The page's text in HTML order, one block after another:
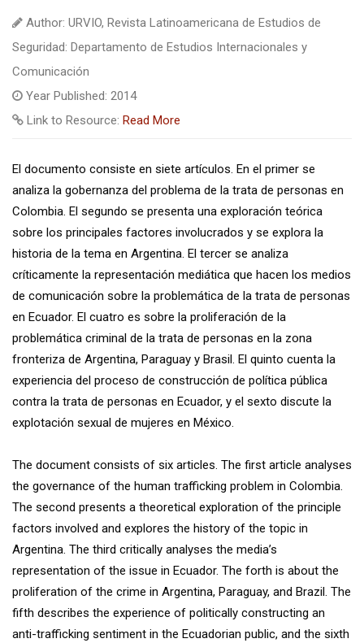
Author: URVIO, Revista Latinoamericana de Estudios de
Seguridad: Departamento de Estudios Internacionales y
Comunicación
Year Published: 2014
Link to Resource: Read More
El documento consiste en siete artículos. En el primer se
analiza la gobernanza del problema de la trata de personas en
Colombia. El segundo se presenta una exploración teórica
sobre los principales factores involucrados y se explora la
historia de la tema en Argentina. El tercer se analiza
críticamente la representación mediática que hacen los medios
de comunicación sobre la problemática de la trata de personas
en Ecuador. El cuatro es sobre la proliferación de la
problemática criminal de la trata de personas en la zona
fronteriza de Argentina, Paraguay y Brasil. El quinto cuenta la
experiencia del proceso de construcción de política pública
contra la trata de personas en Ecuador, y el sexto discute la
explotación sexual de mujeres en México.
The document consists of six articles. The first article analyses
the governance of the human trafficking problem in Colombia.
The second presents a theoretical exploration of the principle
factors involved and explores the history of the topic in
Argentina. The third critically analyses the media’s
representation of the issue in Ecuador. The forth is about the
proliferation of the crime in Argentina, Paraguay, and Brazil. The
fifth describes the experience of politically constructing an
anti-trafficking sentiment in the Ecuadorian public, and the sixth